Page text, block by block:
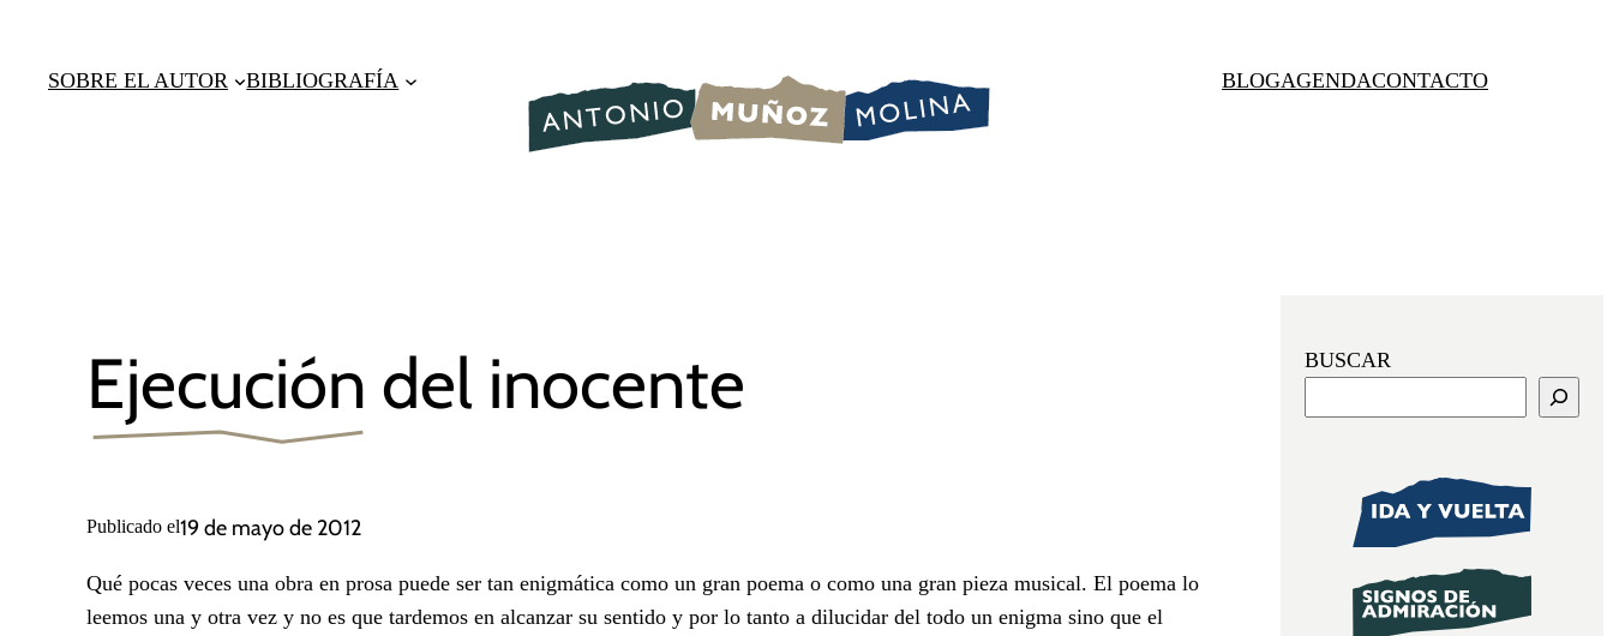
contenido
SOBRE EL AUTOR BIBLIOGRAFÍA BLOGAGENDACONTACTO
Ejecución del inocente
Publicado el19 de mayo de 2012
Qué pocas veces una obra en prosa puede ser tan enigmática como un gran poema o como una gran pieza musical. El poema lo
leemos una y otra vez y no es que tardemos en alcanzar su sentido y por lo tanto a dilucidar del todo un enigma sino que el
BUSCAR